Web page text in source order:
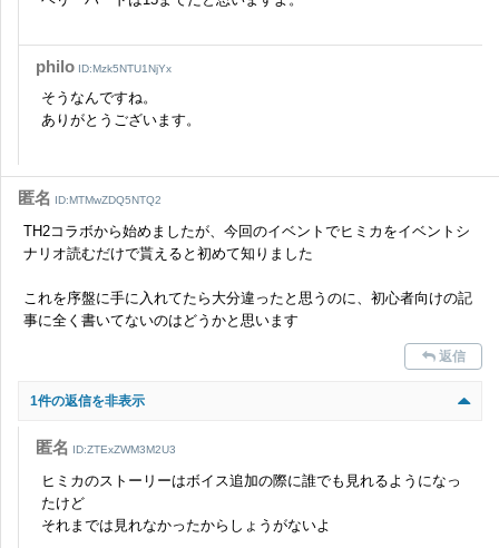
philo ID:Mzk5NTU1NjYx
そうなんですね。
ありがとうございます。
匿名 ID:MTMwZDQ5NTQ2
TH2コラボから始めましたが、今回のイベントでヒミカをイベントシ
ナリオ読むだけで貰えると初めて知りました
これを序盤に手に入れてたら大分違ったと思うのに、初心者向けの記
事に全く書いてないのはどうかと思います
返信
1件の返信を非表示
匿名 ID:ZTExZWM3M2U3
ヒミカのストーリーはボイス追加の際に誰でも見れるようになっ
たけど
それまでは見れなかったからしょうがないよ